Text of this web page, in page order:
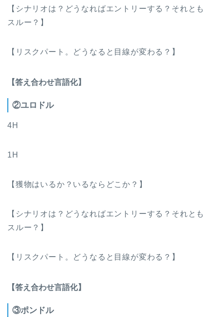
【シナリオは？どうなればエントリーする？それとも
スルー？】
【リスクパート。どうなると目線が変わる？】
【答え合わせ言語化】
②ユロドル
4H
1H
【獲物はいるか？いるならどこか？】
【シナリオは？どうなればエントリーする？それとも
スルー？】
【リスクパート。どうなると目線が変わる？】
【答え合わせ言語化】
③ポンドル